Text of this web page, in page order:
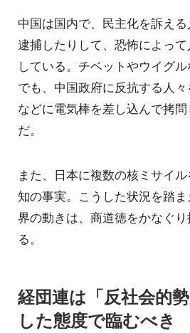
中国は国内で、民主化を訴える
逮捕したりして、恐怖によっ
している。チベットやウイグ
でも、中国政府に反抗する人
などに電気棒を差し込んで拷
だ。
また、日本に複数の核ミサイ
知の事実。こうした状況を踏
界の動きは、商道徳をかなぐ
る。
経団連は「反社会的
した態度で臨むべき